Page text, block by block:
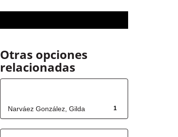
Otras opciones
relacionadas
1
Narváez González, Gilda